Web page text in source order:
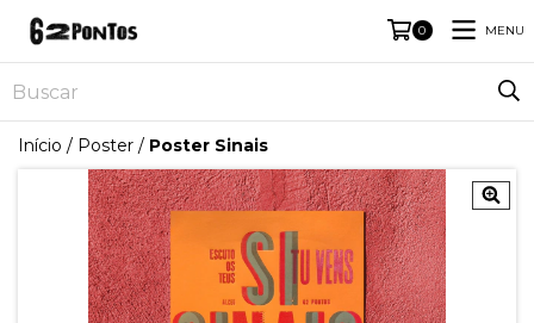
0 MENU
Início / Poster / Poster Sinais